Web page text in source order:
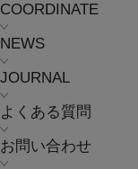
COORDINATE
NEWS
JOURNAL
よくある質問
お問い合わせ